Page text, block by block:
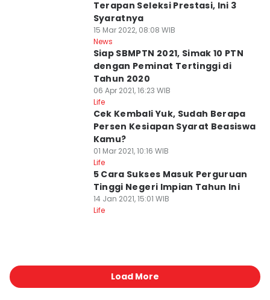
Terapan Seleksi Prestasi, Ini 3
Syaratnya
15 Mar 2022, 08:08 WIB
News
Siap SBMPTN 2021, Simak 10 PTN
dengan Peminat Tertinggi di
Tahun 2020
06 Apr 2021, 16:23 WIB
Life
Cek Kembali Yuk, Sudah Berapa
Persen Kesiapan Syarat Beasiswa
Kamu?
01 Mar 2021, 10:16 WIB
Life
5 Cara Sukses Masuk Perguruan
Tinggi Negeri Impian Tahun Ini
14 Jan 2021, 15:01 WIB
Life
Load More